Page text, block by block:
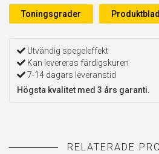
Toningsgrader Produktblad
Utvändig spegeleffekt
Kan levereras färdigskuren
7-14 dagars leveranstid
Högsta kvalitet med 3 års garanti.